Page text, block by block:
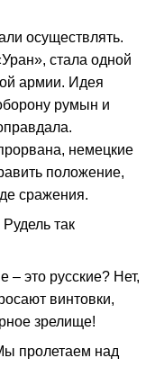
осуществлять.
стала одной
армии. Идея
румын и
немецкие
положение,
сражения.
так
это русские? Нет,
винтовки,
зрелище!
пролетаем над